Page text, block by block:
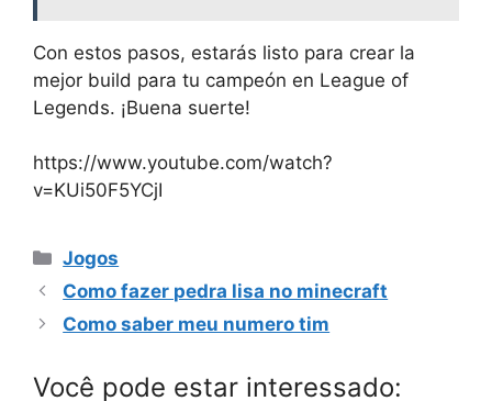
Con estos pasos, estarás listo para crear la
mejor build para tu campeón en League of
Legends. ¡Buena suerte!
https://www.youtube.com/watch?
v=KUi50F5YCjI
Categorias
Jogos
Como fazer pedra lisa no minecraft
Como saber meu numero tim
Você pode estar interessado: